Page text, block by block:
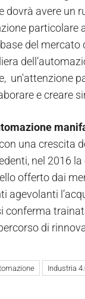
dovrà avere un
del mercato
un'attenzione
e creare
una crescita
nel 2016
offerto dai
agevolanti
conferma
di
Industria